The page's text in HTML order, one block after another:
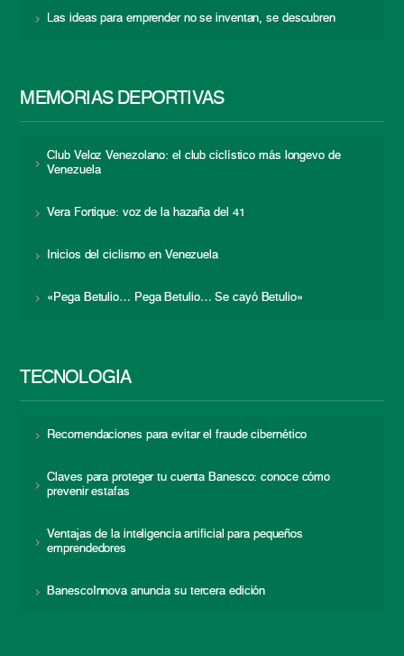
Las ideas para emprender no se inventan, se descubren
MEMORIAS DEPORTIVAS
Club Veloz Venezolano: el club ciclístico más longevo de
Venezuela
Vera Fortique: voz de la hazaña del 41
Inicios del ciclismo en Venezuela
«Pega Betulio… Pega Betulio… Se cayó Betulio»
TECNOLOGÍA
Recomendaciones para evitar el fraude cibernético
Claves para proteger tu cuenta Banesco: conoce cómo
prevenir estafas
Ventajas de la inteligencia artificial para pequeños
emprendedores
BanescoInnova anuncia su tercera edición